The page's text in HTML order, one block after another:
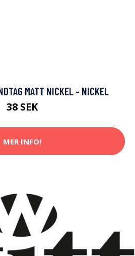
MATT NICKEL - NICKEL
38 SEK
MER INFO!